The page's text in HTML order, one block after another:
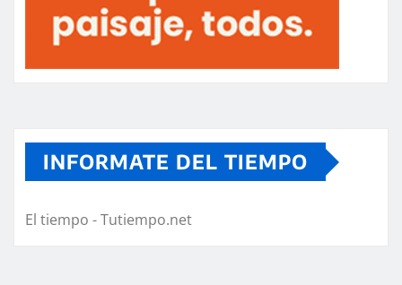
INFORMATE DEL TIEMPO
El tiempo - Tutiempo.net